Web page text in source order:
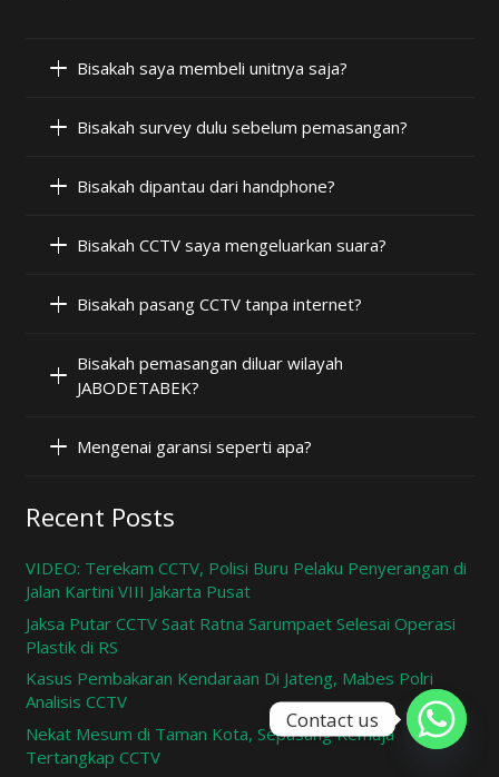
Bisakah saya membeli unitnya saja?
Bisakah survey dulu sebelum pemasangan?
Bisakah dipantau dari handphone?
Bisakah CCTV saya mengeluarkan suara?
Bisakah pasang CCTV tanpa internet?
Bisakah pemasangan diluar wilayah
JABODETABEK?
Mengenai garansi seperti apa?
Recent Posts
VIDEO: Terekam CCTV, Polisi Buru Pelaku Penyerangan di
Jalan Kartini VIII Jakarta Pusat
Jaksa Putar CCTV Saat Ratna Sarumpaet Selesai Operasi
Plastik di RS
Kasus Pembakaran Kendaraan Di Jateng, Mabes Polri
Analisis CCTV
Nekat Mesum di Taman Kota, Sepasang Remaja
Tertangkap CCTV
Contact us